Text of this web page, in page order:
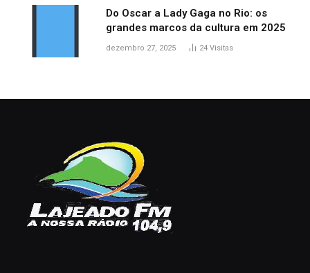
Do Oscar a Lady Gaga no Rio: os
grandes marcos da cultura em 2025
dezembro 27, 2025 24 Visitas